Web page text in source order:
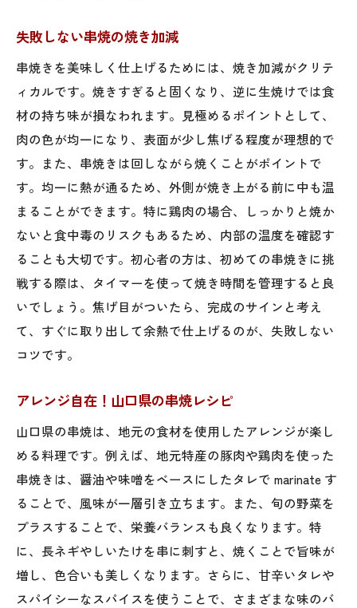
失敗しない串焼の焼き加減
串焼きを美味しく仕上げるためには、焼き加減がクリテ
ィカルです。焼きすぎると固くなり、逆に生焼けでは食
材の持ち味が損なわれます。見極めるポイントとして、
肉の色が均一になり、表面が少し焦げる程度が理想的で
す。また、串焼きは回しながら焼くことがポイントで
す。均一に熱が通るため、外側が焼き上がる前に中も温
まることができます。特に鶏肉の場合、しっかりと焼か
ないと食中毒のリスクもあるため、内部の温度を確認す
ることも大切です。初心者の方は、初めての串焼きに挑
戦する際は、タイマーを使って焼き時間を管理すると良
いでしょう。焦げ目がついたら、完成のサインと考え
て、すぐに取り出して余熱で仕上げるのが、失敗しない
コツです。
アレンジ自在！山口県の串焼レシピ
山口県の串焼は、地元の食材を使用したアレンジが楽し
める料理です。例えば、地元特産の豚肉や鶏肉を使った
串焼きは、醤油や味噌をベースにしたタレで marinate す
ることで、風味が一層引き立ちます。また、旬の野菜を
プラスすることで、栄養バランスも良くなります。特
に、長ネギやしいたけを串に刺すと、焼くことで旨味が
増し、色合いも美しくなります。さらに、甘辛いタレや
スパイシーなスパイスを使うことで、さまざまな味のバ